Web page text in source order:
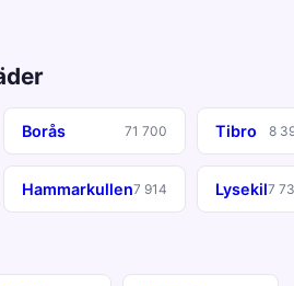
Borås 71 700 Tibro 8
Hammarkullen7 914 Lysekil7